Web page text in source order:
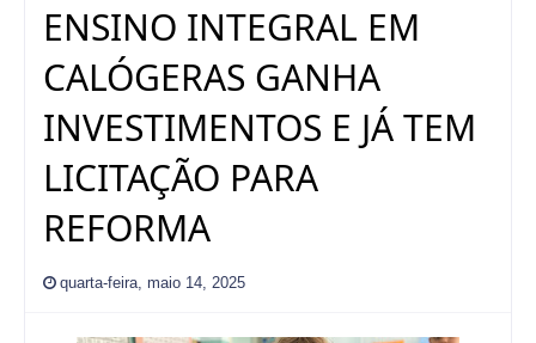
ENSINO INTEGRAL EM
CALÓGERAS GANHA
INVESTIMENTOS E JÁ TEM
LICITAÇÃO PARA
REFORMA
quarta-feira, maio 14, 2025